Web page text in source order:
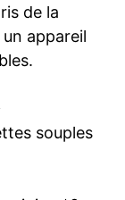
de la
appareil
souples